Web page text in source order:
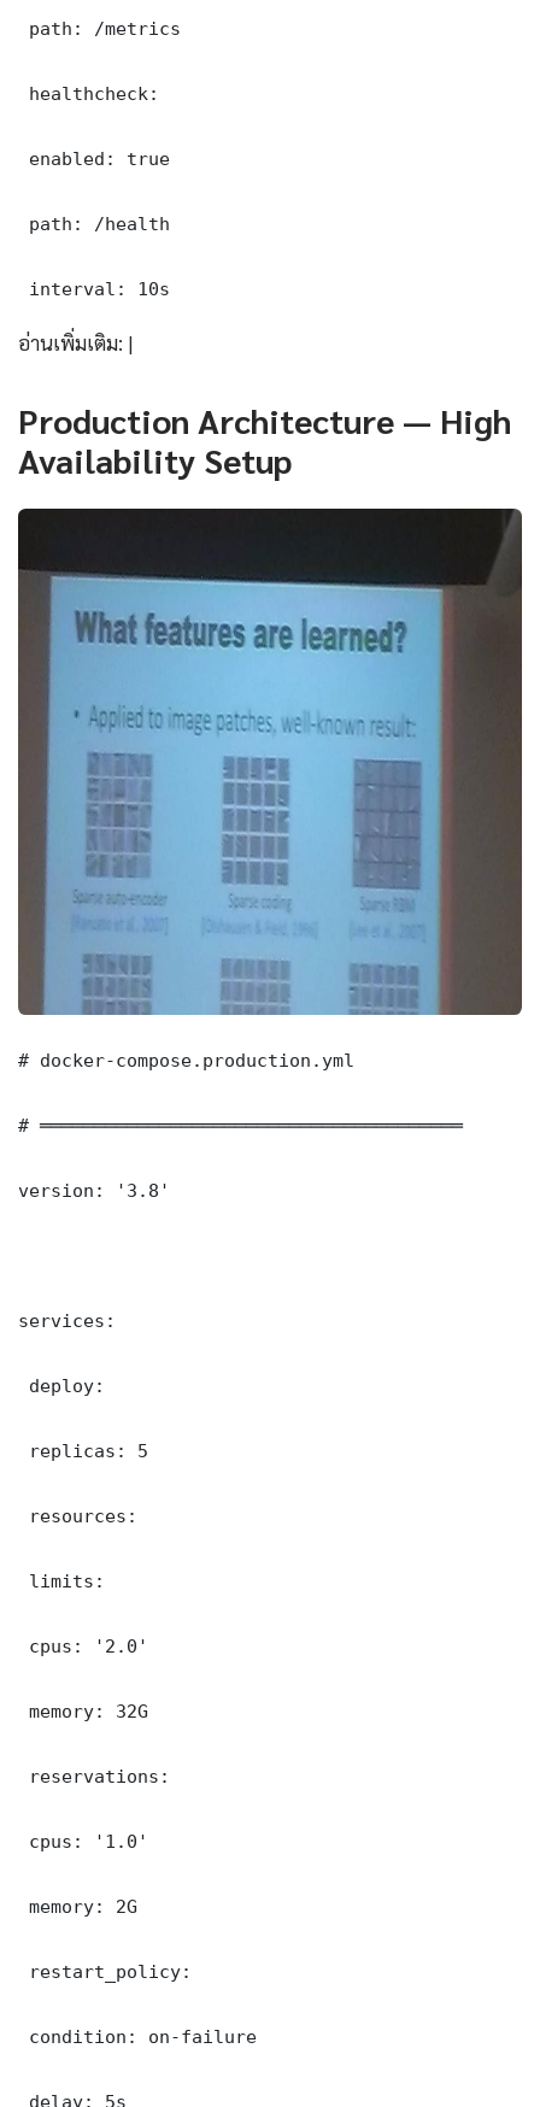
path: /metrics
healthcheck:
enabled: true
path: /health
interval: 10s
อ่านเพิ่มเติม: |
Production Architecture — High
Availability Setup
# docker-compose.production.yml
# ═══════════════════════════════════════
version: '3.8'
services:
deploy:
replicas: 5
resources:
limits:
cpus: '2.0'
memory: 32G
reservations:
cpus: '1.0'
memory: 2G
restart_policy:
condition: on-failure
delay: 5s